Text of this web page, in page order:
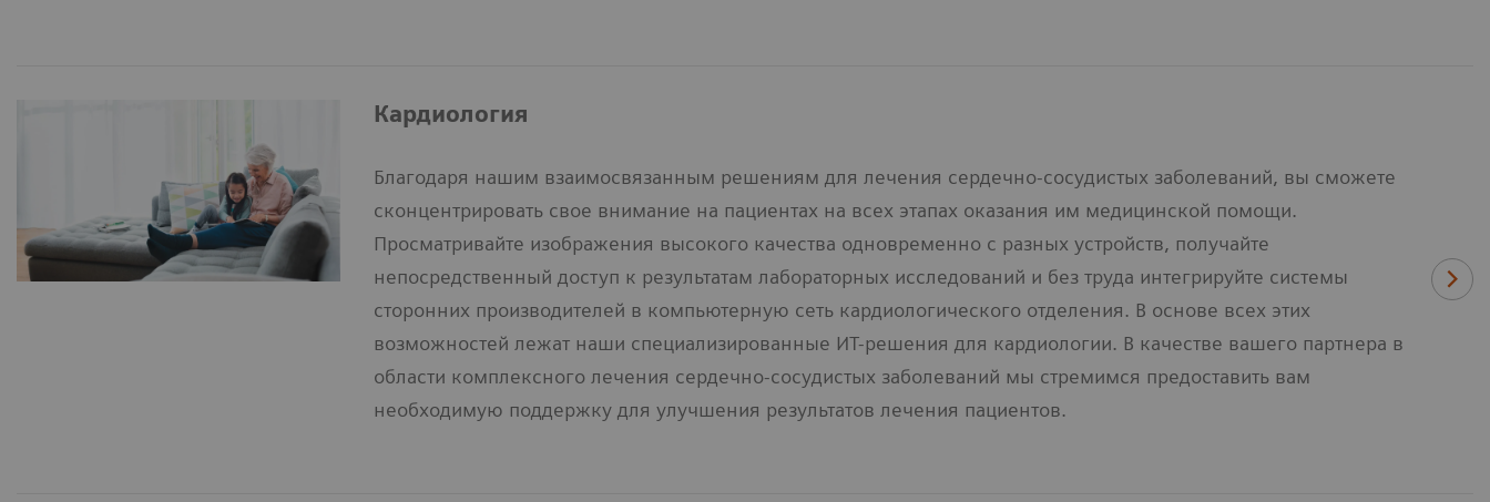
Кардиология
Благодаря нашим взаимосвязанным решениям для лечения сердечно-сосудистых заболеваний, вы сможете
сконцентрировать свое внимание на пациентах на всех этапах оказания им медицинской помощи.
Просматривайте изображения высокого качества одновременно с разных устройств, получайте
непосредственный доступ к результатам лабораторных исследований и без труда интегрируйте системы
сторонних производителей в компьютерную сеть кардиологического отделения. В основе всех этих
возможностей лежат наши специализированные ИТ-решения для кардиологии. В качестве вашего партнера в
области комплексного лечения сердечно-сосудистых заболеваний мы стремимся предоставить вам
необходимую поддержку для улучшения результатов лечения пациентов.